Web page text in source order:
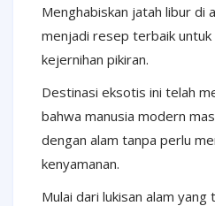
Menghabiskan jatah libur di
menjadi resep terbaik untuk
kejernihan pikiran.
Destinasi eksotis ini telah
bahwa manusia modern
dengan alam tanpa perlu
kenyamanan.
Mulai dari lukisan alam yang